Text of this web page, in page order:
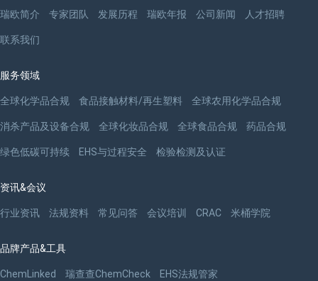
瑞欧简介 专家团队 发展历程 瑞欧年报 公司新闻 人才招聘
联系我们
服务领域
全球化学品合规 食品接触材料/再生塑料 全球农用化学品合规
消杀产品及设备合规 全球化妆品合规 全球食品合规 药品合规
绿色低碳可持续 EHS与过程安全 检验检测及认证
资讯&会议
行业资讯 法规资料 常见问答 会议培训 CRAC 米桶学院
品牌产品&工具
ChemLinked 瑞查查ChemCheck EHS法规管家